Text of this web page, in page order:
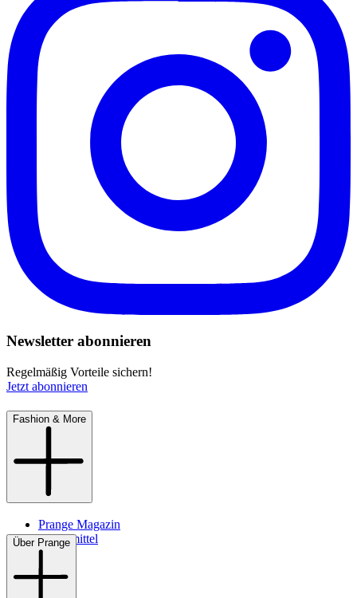
Newsletter abonnieren
Regelmäßig Vorteile sichern!
Jetzt abonnieren
Fashion & More
Prange Magazin
Pflegemittel
Über Prange